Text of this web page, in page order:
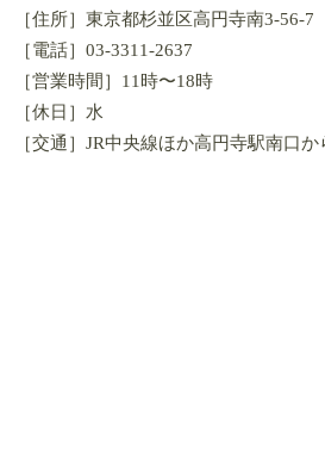
［住所］東京都杉並区高円寺南3-56-7
［電話］03-3311-2637
［営業時間］11時〜18時
［休日］水
［交通］JR中央線ほか高円寺駅南口か